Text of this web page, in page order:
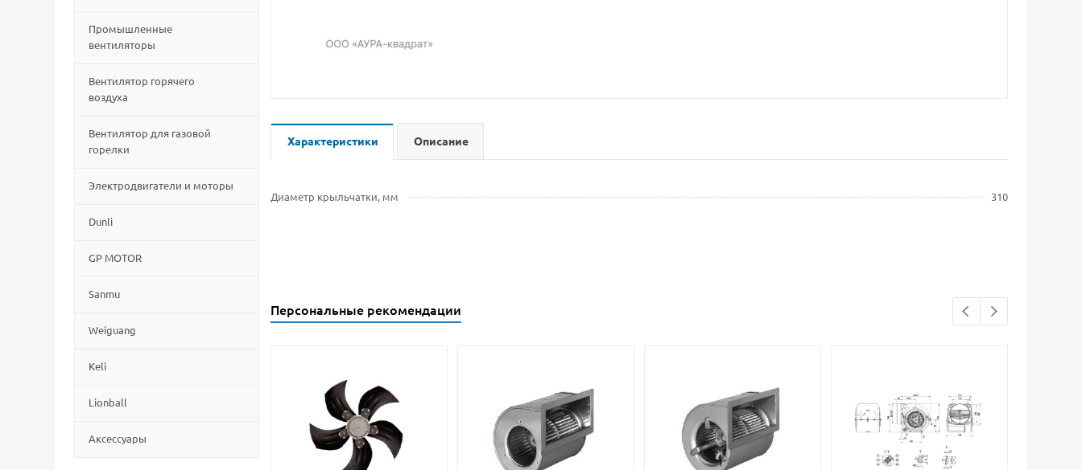
Промышленные
вентиляторы
Вентилятор горячего
воздуха
Вентилятор для газовой
горелки
Электродвигатели и моторы
Dunli
GP MOTOR
Sanmu
Weiguang
Keli
Lionball
Aксессуары
Характеристики Описание
Диаметр крыльчатки, мм 310
Персональные рекомендации